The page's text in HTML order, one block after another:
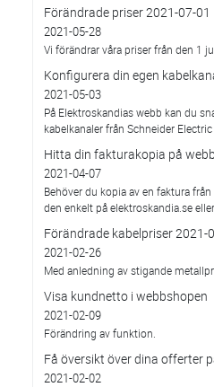
Förändrade priser 2021-07-01
2021-05-28
Vi förändrar våra priser från den 1
Konfigurera din egen
2021-05-03
På Elektroskandias webb kan du
kabelkanaler från Schneider
Hitta din fakturakopia på
2021-04-07
Behöver du kopia av en faktura
den enkelt på elektroskandia.se
Förändrade kabelpriser 2021-
2021-02-26
Med anledning av stigande
Visa kundnetto i webbshopen
2021-02-09
Förändring av funktion.
Få översikt över dina offerter
2021-02-02